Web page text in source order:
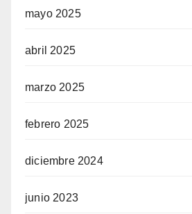
mayo 2025
abril 2025
marzo 2025
febrero 2025
diciembre 2024
junio 2023